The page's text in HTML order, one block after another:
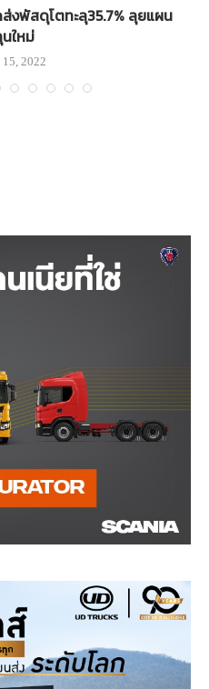
งพัสดุโตทะลุ35.7% ลุยแผน
ใหม่
2022